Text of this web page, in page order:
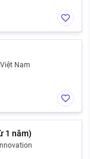
Nam
1 năm)